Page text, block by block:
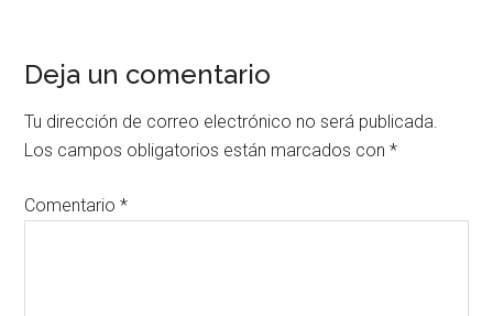
Deja un comentario
Tu dirección de correo electrónico no será publicada.
Los campos obligatorios están marcados con*
Comentario*